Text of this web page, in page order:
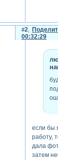
поэтому
клипа,
много
долго -
youtube:
2
00:32:29
если бы
работу,
дала
затем